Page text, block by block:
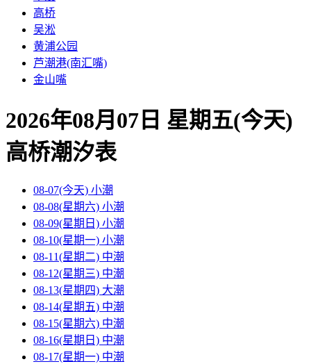
高桥
吴淞
黄浦公园
芦潮港(南汇嘴)
金山嘴
2026年08月07日 星期五(今天)
高桥潮汐表
08-07(今天) 小潮
08-08(星期六) 小潮
08-09(星期日) 小潮
08-10(星期一) 小潮
08-11(星期二) 中潮
08-12(星期三) 中潮
08-13(星期四) 大潮
08-14(星期五) 中潮
08-15(星期六) 中潮
08-16(星期日) 中潮
08-17(星期一) 中潮